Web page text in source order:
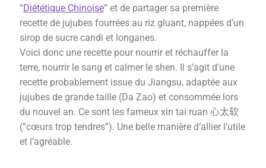
“Diététique Chinoise” et de partager sa première
recette de jujubes fourrées au riz gluant, nappées d’un
sirop de sucre candi et longanes.
Voici donc une recette pour nourrir et réchaufferla
terre, nourrir le sang et calmer le shen. Il s’agit d’une
recette probablement issue du Jiangsu, adaptée aux
jujubes de grande taille (Da Zao) et consomméelors
du nouvel an. Ce sont les fameux xin tai ruan 心太软
(“cœurs trop tendres”). Une belle manièred’allier l’utile
et l’agréable.